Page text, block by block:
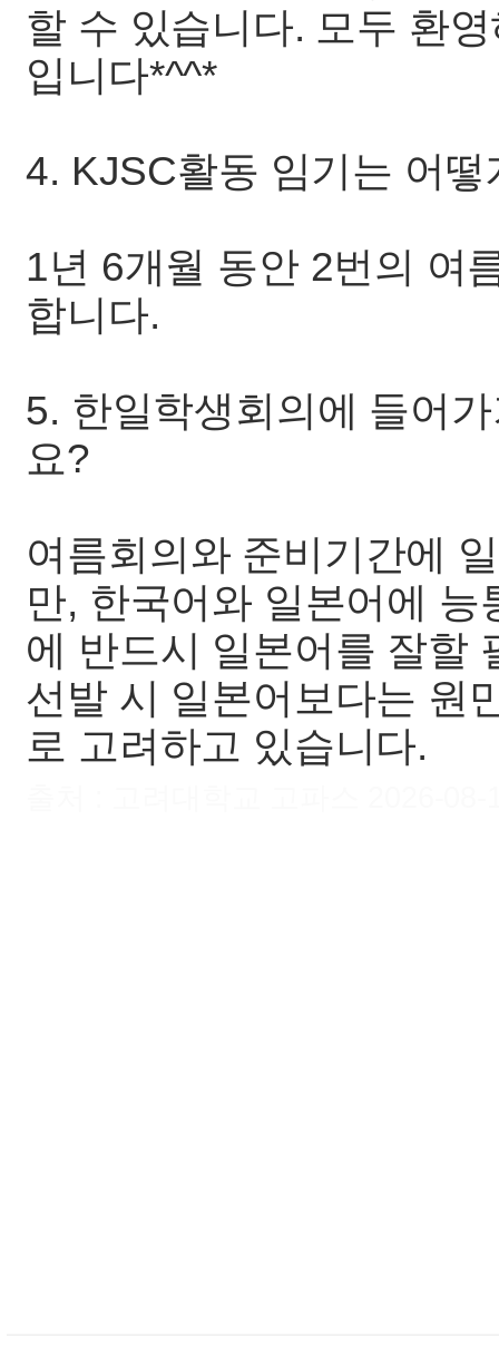
할 수 있습니다. 모두 환
입니다*^^*
4. KJSC활동 임기는 어떻
1년 6개월 동안 2번의 여
합니다.
5. 한일학생회의에 들어
요?
여름회의와 준비기간에
만, 한국어와 일본어에
에 반드시 일본어를 잘할
선발 시 일본어보다는 원
로 고려하고 있습니다.